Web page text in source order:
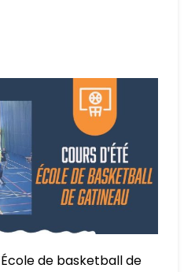
de basketball de